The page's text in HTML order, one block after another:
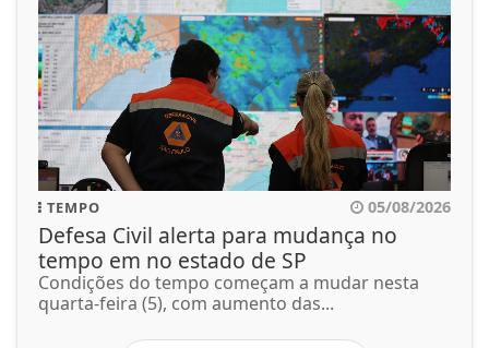
TEMPO 05/08/2026
Defesa Civil alerta para mudança no
tempo em no estado de SP
Condições do tempo começam a mudar nesta
quarta-feira (5), com aumento das...